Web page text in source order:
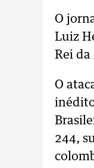
O
Luiz
Rei
O
244,